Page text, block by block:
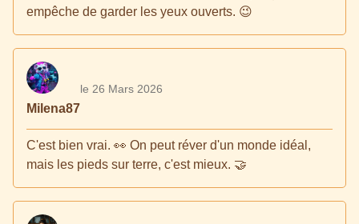
empêche de garder les yeux ouverts. 😉
Milena87
le 26 Mars 2026
C'est bien vrai. 👀 On peut réver d'un monde idéal,
mais les pieds sur terre, c'est mieux. 🤝